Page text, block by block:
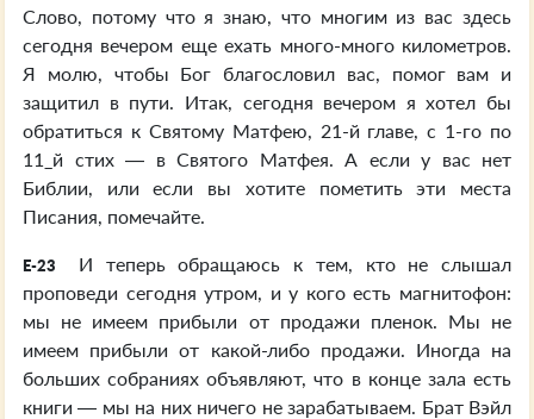
Слово, потому что я знаю, что многим из вас здесь
сегодня вечером еще ехать много-много километров.
Я молю, чтобы Бог благословил вас, помог вам и
защитил в пути. Итак, сегодня вечером я хотел бы
обратиться к Святому Матфею, 21-й главе, с 1-го по
11_й стих — в Святого Матфея. А если у вас нет
Библии, или если вы хотите пометить эти места
Писания, помечайте.
E-23
И теперь обращаюсь к тем, кто не слышал
проповеди сегодня утром, и у кого есть магнитофон:
мы не имеем прибыли от продажи пленок. Мы не
имеем прибыли от какой-либо продажи. Иногда на
больших собраниях объявляют, что в конце зала есть
книги — мы на них ничего не зарабатываем. Брат Вэйл